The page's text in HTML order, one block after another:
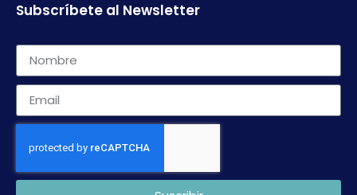
Subscríbete al Newsletter